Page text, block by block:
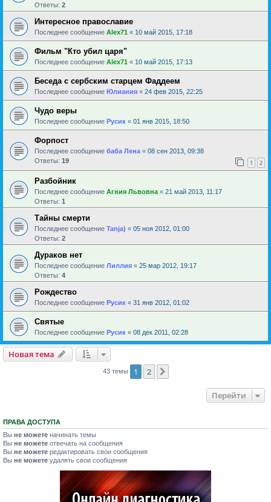
Ответы: 2
Интересное православие
Последнее сообщение Alex71 « 10 май 2015, 17:18
Фильм "Кто убил царя"
Последнее сообщение Alex71 « 10 май 2015, 17:13
Беседа с сербским старцем Фаддеем
Последнее сообщение Юлиания « 24 фев 2015, 22:25
Чудо веры
Последнее сообщение Русик « 01 янв 2015, 18:50
Форпост
Последнее сообщение баба Лена « 08 сен 2013, 09:38
Ответы: 19 1 2
Разбойник
Последнее сообщение Агния Львовна « 21 май 2013, 11:17
Ответы: 1
Тайны смерти
Последнее сообщение Tanja) « 05 ноя 2012, 01:00
Ответы: 2
Дураков нет
Последнее сообщение Лиллия « 25 мар 2012, 19:17
Ответы: 4
Рождество
Последнее сообщение Русик « 31 янв 2012, 01:02
Святые
Последнее сообщение Русик « 08 дек 2011, 02:28
Новая тема
43 темы 1 2
Перейти
ПРАВА ДОСТУПА
Вы не можете начинать темы
Вы не можете отвечать на сообщения
Вы не можете редактировать свои сообщения
Вы не можете удалять свои сообщения